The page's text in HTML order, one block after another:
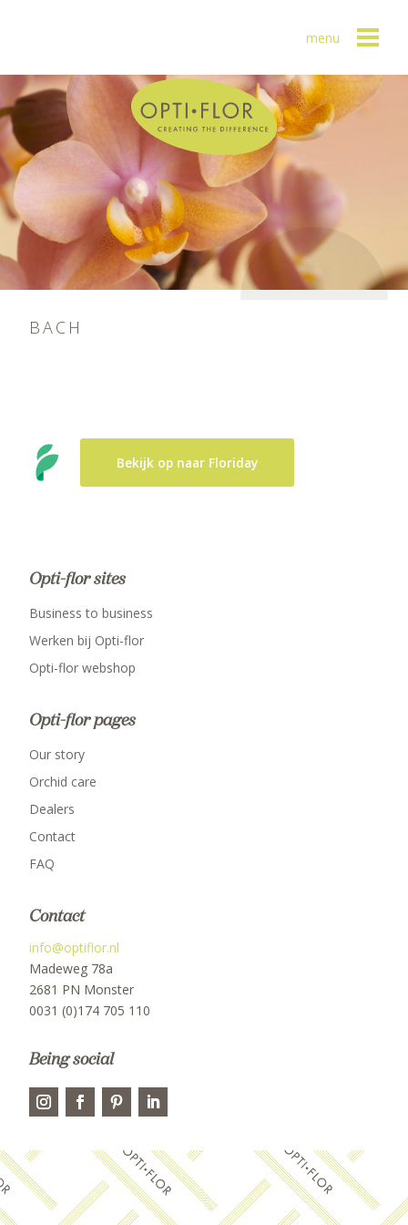
menu
BACH
Bekijk op naar Floriday
Opti-flor sites
Business to business
Werken bij Opti-flor
Opti-flor webshop
Opti-flor pages
Our story
Orchid care
Dealers
Contact
FAQ
Contact
info@optiflor.nl
Madeweg 78a
2681 PN Monster
0031 (0)174 705 110
Being social